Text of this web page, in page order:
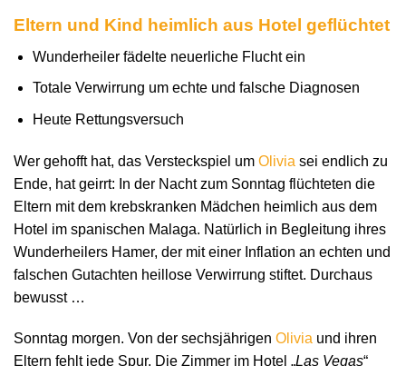
Eltern und Kind heimlich aus Hotel geflüchtet
Wunderheiler fädelte neuerliche Flucht ein
Totale Verwirrung um echte und falsche Diagnosen
Heute Rettungsversuch
Wer gehofft hat, das Versteckspiel um Olivia sei endlich zu
Ende, hat geirrt: In der Nacht zum Sonntag flüchteten die
Eltern mit dem krebskranken Mädchen heimlich aus dem
Hotel im spanischen Malaga. Natürlich in Begleitung ihres
Wunderheilers Hamer, der mit einer Inflation an echten und
falschen Gutachten heillose Verwirrung stiftet. Durchaus
bewusst …
Sonntag morgen. Von der sechsjährigen Olivia und ihren
Eltern fehlt jede Spur. Die Zimmer im Hotel „Las Vegas“